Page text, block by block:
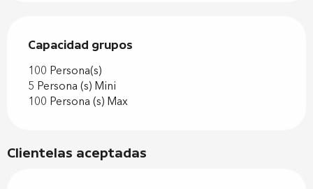
Capacidad grupos
Capacidad grupos
100 Persona(s)
5 Persona (s) Mini
100 Persona (s) Max
Clientelas aceptadas